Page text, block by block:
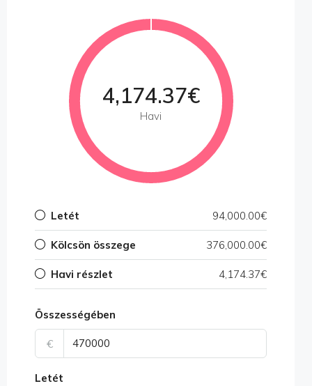
4,174.37€
Havi
Letét 94,000.00€
Kölcsön összege 376,000.00€
Havi részlet 4,174.37€
Összességében
€
Letét